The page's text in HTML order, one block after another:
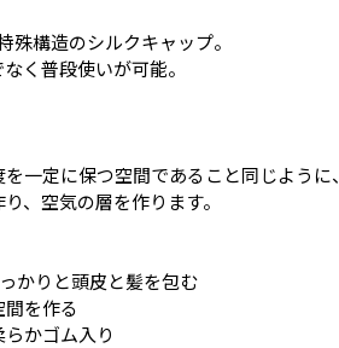
殊構造のシルクキャップ。
く普段使いが可能。
一定に保つ空間であること同じように、
、空気の層を作ります。
かりと頭皮と髪を包む
を作る
かゴム入り